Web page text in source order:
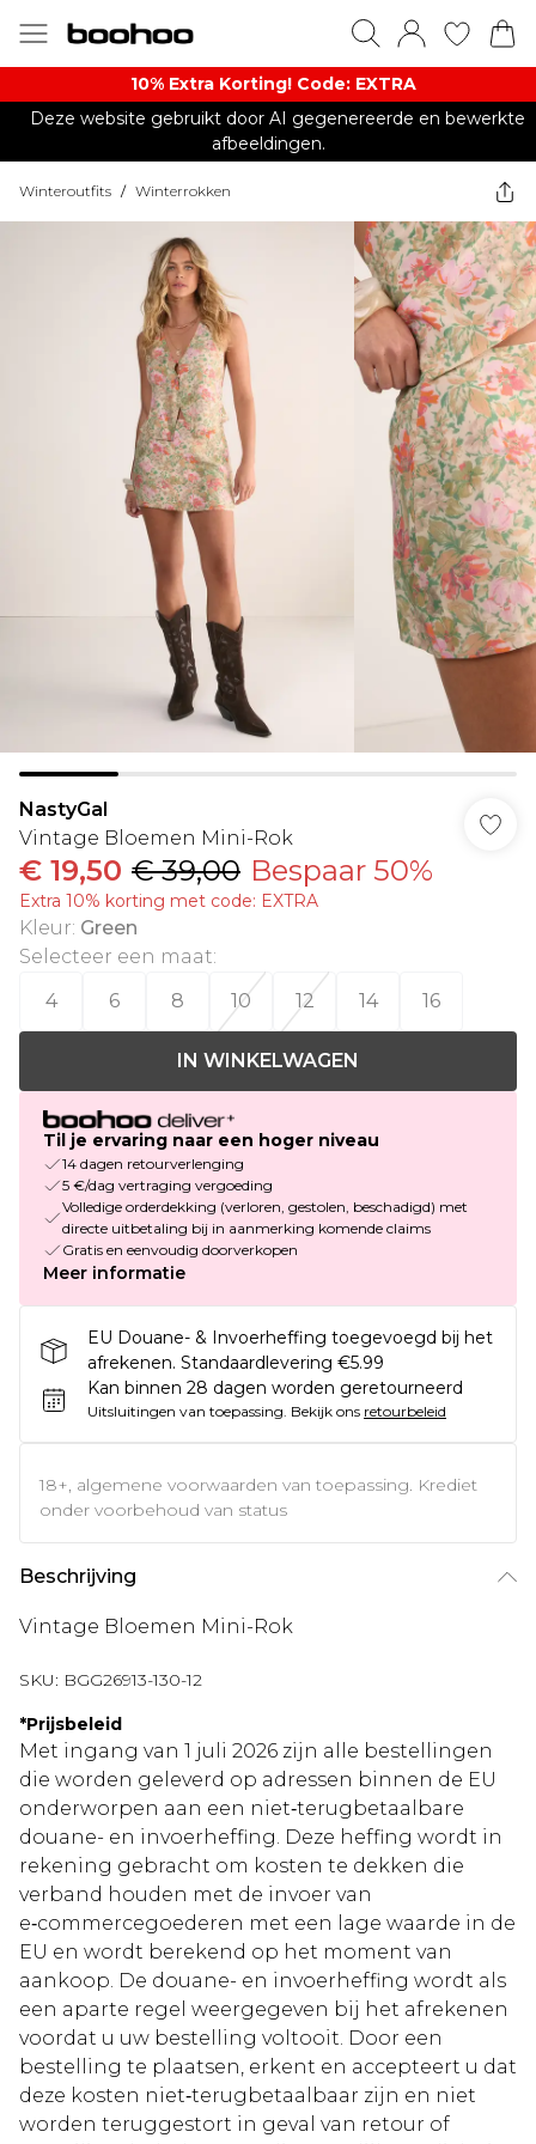
10% Extra Korting! Code: EXTRA​
Deze website gebruikt door AI gegenereerde en bewerkte
afbeeldingen.
Winteroutfits / Winterrokken
NastyGal
Vintage Bloemen Mini-Rok
€ 19,50 € 39,00 Bespaar 50%
Extra 10% korting met code: EXTRA
Kleur: Green
Selecteer een maat:
4
6 8 10 12 14 16
IN WINKELWAGEN
Til je ervaring naar een hoger niveau
14 dagen retourverlenging
5 €/dag vertraging vergoeding
Volledige orderdekking (verloren, gestolen, beschadigd) met
directe uitbetaling bij in aanmerking komende claims
Gratis en eenvoudig doorverkopen
Meer informatie
EU Douane- & Invoerheffing toegevoegd bij het
afrekenen. Standaardlevering €5.99
Kan binnen 28 dagen worden geretourneerd
Uitsluitingen van toepassing. Bekijk ons retourbeleid
18+, algemene voorwaarden van toepassing. Krediet
onder voorbehoud van status
Beschrijving
Vintage Bloemen Mini-Rok
SKU: BGG26913-130-12
*Prijsbeleid
Met ingang van 1 juli 2026 zijn alle bestellingen
die worden geleverd op adressen binnen de EU
onderworpen aan een niet‑terugbetaalbare
douane- en invoerheffing. Deze heffing wordt in
rekening gebracht om kosten te dekken die
verband houden met de invoer van
e‑commercegoederen met een lage waarde in de
EU en wordt berekend op het moment van
aankoop. De douane- en invoerheffing wordt als
een aparte regel weergegeven bij het afrekenen
voordat u uw bestelling voltooit. Door een
bestelling te plaatsen, erkent en accepteert u dat
deze kosten niet‑terugbetaalbaar zijn en niet
worden teruggestort in geval van retour of